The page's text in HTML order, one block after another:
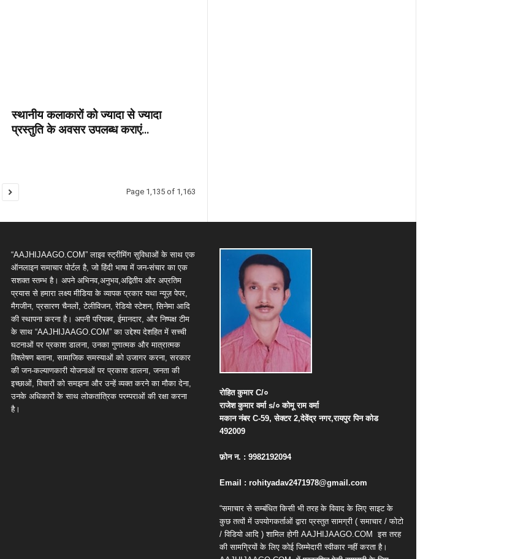
स्थानीय कलाकारों को ज्यादा से ज्यादा
प्रस्तुति के अवसर उपलब्ध कराएं...
Page 1,135 of 1,163
“AAJHIJAAGO.COM” लाइव स्ट्रीमिंग सुविधाओं के साथ एक
ऑनलाइन समाचार पोर्टल है, जो हिंदी भाषा में जन-संचार का एक
सशक्त स्तम्भ है। अपने अभिनव,अनुभव,अद्वितीय और अप्रतिम
प्रयास से हमारा लक्ष्य मीडिया के व्यापक प्रकार यथा न्यूज़ पेपर,
मैगजीन, प्रसारण चैनलों, टेलीविजन, रेडियो स्टेशन, सिनेमा आदि
की स्थापना करना है। अपनी परिपक्व, ईमानदार, और निष्पक्ष टीम
के साथ “AAJHIJAAGO.COM” का उद्देश्य देशहित में सच्ची
घटनाओं पर प्रकाश डालना, उनका गुणात्मक और मात्रात्मक
विश्लेषण बताना, सामाजिक समस्याओं को उजागर करना, सरकार
की जन-कल्याणकारी योजनाओं पर प्रकाश डालना, जनता की
इच्छाओं, विचारों को समझना और उन्हें व्यक्त करने का मौका देना,
उनके अधिकारों के साथ लोकतांत्रिक परम्पराओं की रक्षा करना
है।
रोहित कुमारC/०
राजेश कुमार वर्माs/० कोमू राम वर्मा
मकान नंबरC-59,सेक्टर2,देवेंद्र नगर,रायपुर पिन कोड
492009
फ़ोन न. : 9982192094
Email : rohityadav2471978@gmail.com
“समाचार से सम्बंधित किसी भी तरह के विवाद के लिए साइट के
कुछ तत्वों में उपयोगकर्ताओं द्वारा प्रस्तुत सामग्री ( समाचार / फोटो
/ विडियो आदि ) शामिल होगी AAJHIJAAGO.COM इस तरह
की सामग्रियों के लिए कोई जिम्मेदारी स्वीकार नहीं करता है।